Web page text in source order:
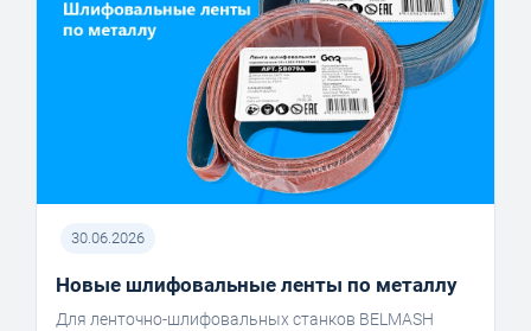
30.06.2026
Новые шлифовальные ленты по металлу
Для ленточно-шлифовальных станков BELMASH